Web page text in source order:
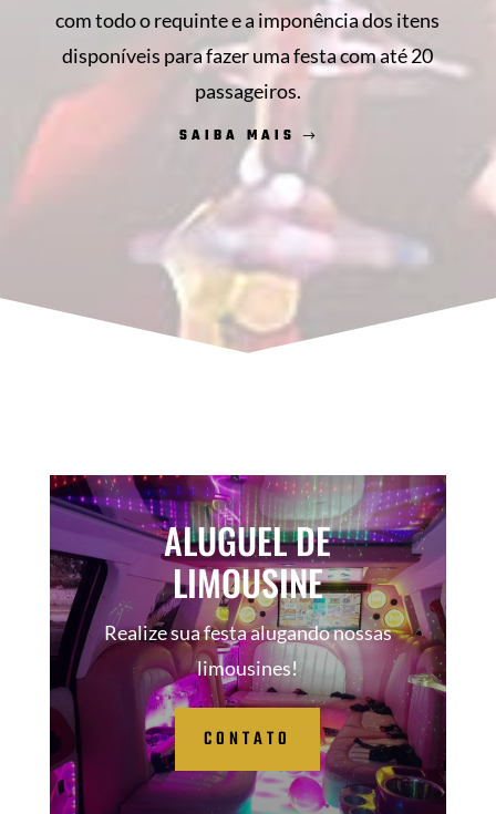
com todo o requinte e a imponência dos itens
disponíveis para fazer uma festa com até 20
passageiros.
SAIBA MAIS
ALUGUEL DE
LIMOUSINE
Realize sua festa alugando nossas
limousines!
CONTATO